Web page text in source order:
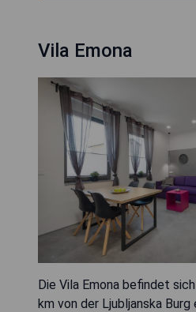
Vila Emona
Die Vila Emona befindet sich
km von der Ljubljanska